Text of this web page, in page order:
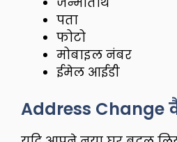
पता
फोटो
मोबाइल नंबर
ईमेल आईडी
Address